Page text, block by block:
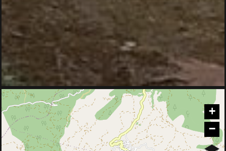
Τρύπη – Άγιος Βασίλειος – Άγιος Γεώργιος
Πηγές Κνακίων - Τρύπη
Αγία Ειρήνη (Βάρσοβα) - Τρύπη (Καραγιανναίικα)
Λογγάστρα - Τρύπη - Πικουλιάνικα - Μυστράς
+
−